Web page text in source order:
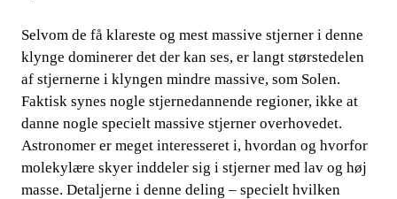
Selvom de få klareste og mest massive stjerner i denne
klynge dominerer det der kan ses, er langt størstedelen
af stjernerne i klyngen mindre massive, som Solen.
Faktisk synes nogle stjernedannende regioner, ikke at
danne nogle specielt massive stjerner overhovedet.
Astronomer er meget interesseret i, hvordan og hvorfor
molekylære skyer inddeler sig i stjerner med lav og høj
masse. Detaljerne i denne deling – specielt hvilken